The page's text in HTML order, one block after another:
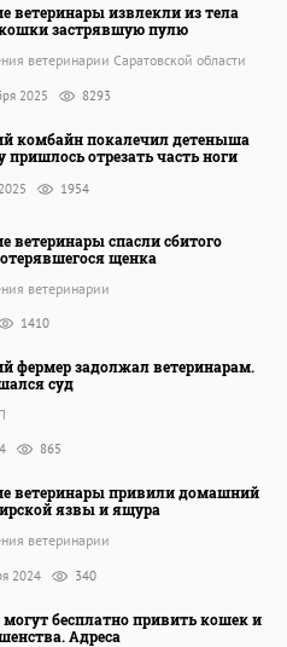
ветеринары извлекли из тела
застрявшую пулю
ветеринарии Саратовской области
2025 8293
комбайн покалечил детеныша
пришлось отрезать часть ноги
1954
ветеринары спасли сбитого
щенка
ветеринарии
1410
фермер задолжал ветеринарам.
суд
865
ветеринары привили домашний
язвы и ящура
ветеринарии
2024 340
бесплатно привить кошек и
Адреса